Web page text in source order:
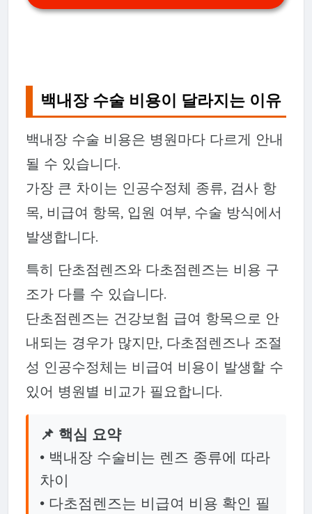
백내장 수술 비용이 달라지는 이유
백내장 수술 비용은 병원마다 다르게 안내
될 수 있습니다.
가장 큰 차이는 인공수정체 종류, 검사 항
목, 비급여 항목, 입원 여부, 수술 방식에서
발생합니다.
특히 단초점렌즈와 다초점렌즈는 비용 구
조가 다를 수 있습니다.
단초점렌즈는 건강보험 급여 항목으로 안
내되는 경우가 많지만, 다초점렌즈나 조절
성 인공수정체는 비급여 비용이 발생할 수
있어 병원별 비교가 필요합니다.
📌 핵심 요약
• 백내장 수술비는 렌즈 종류에 따라
차이
• 다초점렌즈는 비급여 비용 확인 필